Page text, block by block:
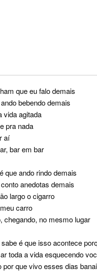
que eu falo demais
bebendo demais
vida agitada
pra nada
aí
bar em bar
que ando rindo demais
anedotas demais
largo o cigarro
carro
chegando, no mesmo lugar
é que isso acontece
toda a vida esquecendo
por que vivo esses dias